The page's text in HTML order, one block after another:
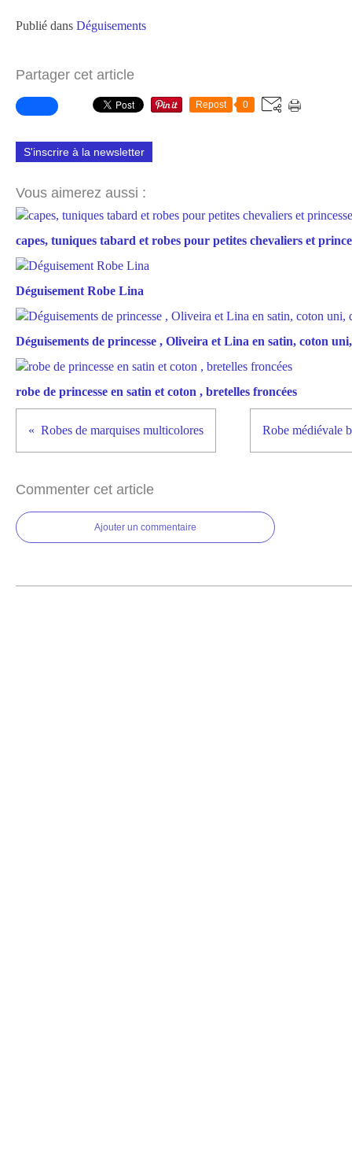
Publié dans Déguisements
Partager cet article
Repost 0
S'inscrire à la newsletter
Vous aimerez aussi :
capes, tuniques tabard et robes pour petites chevaliers et
Déguisement Robe Lina
Déguisements de princesse , Oliveira et Lina en satin, coton
robe de princesse en satin et coton , bretelles froncées
Robes de marquises multicolores Robe médiévale
Commenter cet article
Ajouter un commentaire